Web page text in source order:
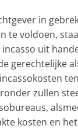
in
te voldoen,
uit
gerechtelijke
zullen
kosten en